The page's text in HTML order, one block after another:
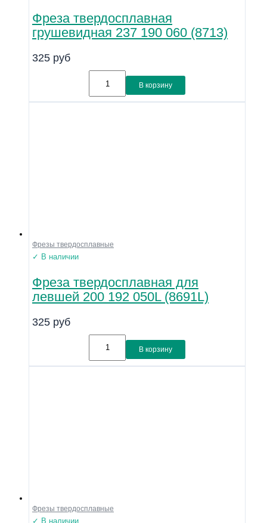
Фреза твердосплавная
грушевидная 237 190 060 (8713)
325 руб
В корзину
Фрезы твердосплавные
✓ В наличии
Фреза твердосплавная для
левшей 200 192 050L (8691L)
325 руб
В корзину
Фрезы твердосплавные
✓ В наличии